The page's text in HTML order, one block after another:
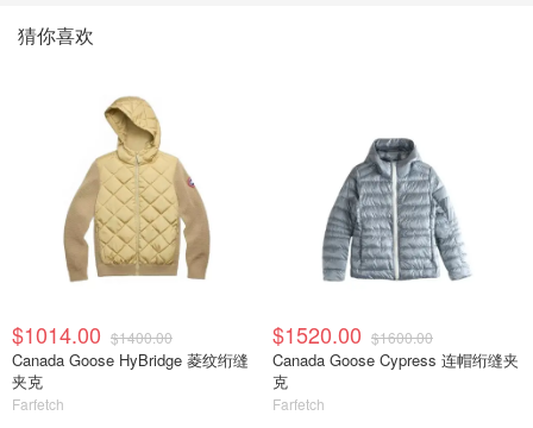
猜你喜欢
$1014.00 $1400.00
Canada Goose HyBridge 菱纹绗缝
夹克
Farfetch
$1520.00 $1600.00
Canada Goose Cypress 连帽绗缝夹
克
Farfetch